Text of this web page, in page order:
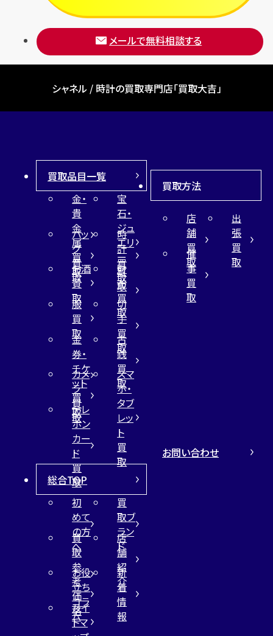
メールで無料相談する
シャネル / 時計の買取専門店「買取大吉」
買取品目一覧
金・
貴
金
属
買
取
宝
石・
ジュ
エリ
ー
買
取
バッ
グ
買
取
時
計
買
取
お酒
買
取
財
布
買
取
服
買
取
切
手
買
取
金
券・
チケ
ット
買
取
古
銭
買
取
カメ
ラ
買
取
スマ
ホ・
タブ
レッ
ト
買
取
テレ
ホン
カー
ド
買
取
買取方法
店
舗
買
取
出
張
買
取
催
事
買
取
総合TOP
初
めて
の方
へ
買
取ブ
ラン
ド
買
取
参
考
価
格
店
舗
紹
介
お役
立ち
コラ
ム
新
着
情
報
サイ
トマ
お問い合わせ